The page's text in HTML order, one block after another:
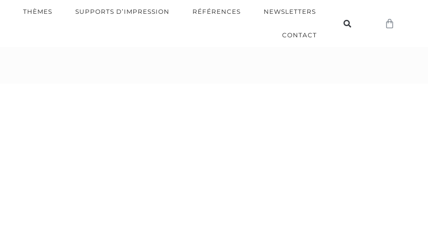
THÈMES SUPPORTS D’IMPRESSION RÉFÉRENCES NEWSLETTERS
CONTACT